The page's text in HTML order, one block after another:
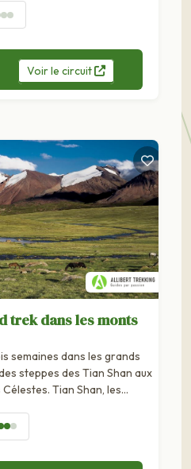
Voirle circuit
trek dans les monts
semaines dans les grands
steppes des Tian Shan aux
Tian Shan, les
de la marche. Les